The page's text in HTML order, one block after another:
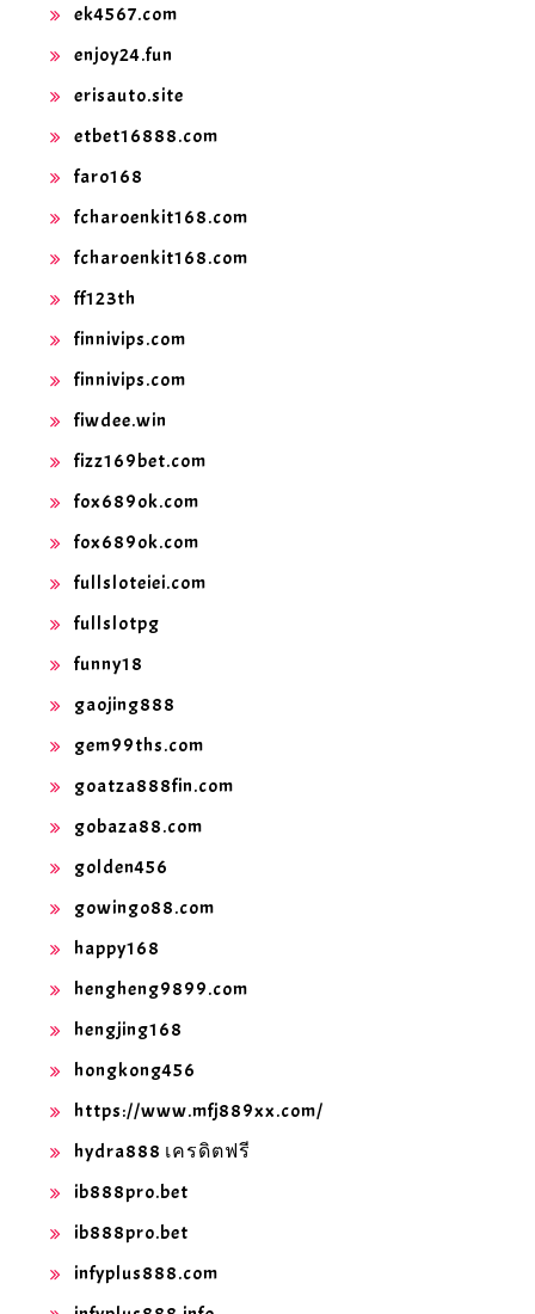
ek4567.com
enjoy24.fun
erisauto.site
etbet16888.com
faro168
fcharoenkit168.com
fcharoenkit168.com
ff123th
finnivips.com
finnivips.com
fiwdee.win
fizz169bet.com
fox689ok.com
fox689ok.com
fullsloteiei.com
fullslotpg
funny18
gaojing888
gem99ths.com
goatza888fin.com
gobaza88.com
golden456
gowingo88.com
happy168
hengheng9899.com
hengjing168
hongkong456
https://www.mfj889xx.com/
hydra888 เครดิตฟรี
ib888pro.bet
ib888pro.bet
infyplus888.com